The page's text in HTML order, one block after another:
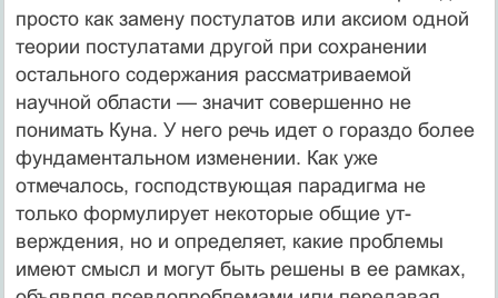
просто как замену постулатов или аксиом одной
теории постулатами другой при сохранении
остального содержания рассматривае­мой
научной области — значит совершенно не
понимать Куна. У него речь идет о гораздо более
фундаментальном изменении. Как уже
отмечалось, господствующая парадигма не
только формулирует некоторые общие ут­
верждения, но и определяет, какие проблемы
имеют смысл и могут быть решены в ее рамках,